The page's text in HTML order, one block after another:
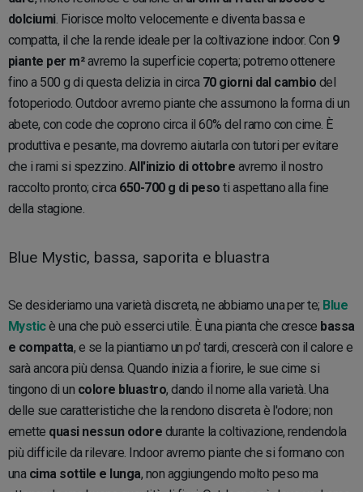
dolciumi. Fiorisce molto velocemente e diventa bassa e
compatta, il che la rende ideale per la coltivazione indoor. Con 9
piante per m²avremo la superficie coperta; potremo ottenere
fino a 500 g di questa delizia in circa 70 giorni dal cambio del
fotoperiodo. Outdoor avremo piante che assumono la forma di un
abete, con code che coprono circa il 60% del ramo con cime. È
produttiva e pesante, ma dovremo aiutarla con tutori per evitare
che i rami si spezzino. All'inizio di ottobre avremo il nostro
raccolto pronto; circa 650-700 g di peso ti aspettano alla fine
della stagione.
Blue Mystic, bassa, saporita e bluastra
Se desideriamo una varietà discreta, ne abbiamo una per te; Blue
Mysticè una che può esserci utile. È una pianta che cresce bassa
e compatta, e se la piantiamo un po' tardi, crescerà con il calore e
sarà ancora più densa. Quando inizia a fiorire, le sue cime si
tingono di un colore bluastro, dando il nome alla varietà. Una
delle sue caratteristiche che la rendono discreta è l'odore; non
emette quasi nessun odore durante la coltivazione, rendendola
più difficile da rilevare. Indoor avremo piante che si formano con
una cima sottile e lunga, non aggiungendo molto peso ma